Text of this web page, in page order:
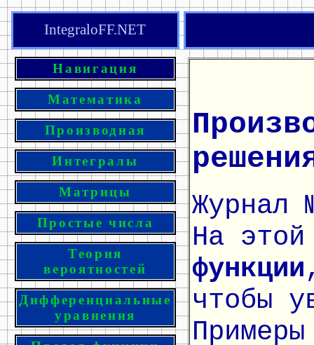
IntegraloFF.NET
Навигация
Математика
Производная
Интегралы
Матрицы
Простые числа
Теория
вероятностей
Дифференциальные
уравнения
Журнал
На
функции
чтобы